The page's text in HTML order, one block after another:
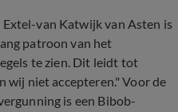
van Katwijk van Asten is
patroon van het
te zien. Dit leidt tot
wij niet accepteren." Voor de
is een Bibob-